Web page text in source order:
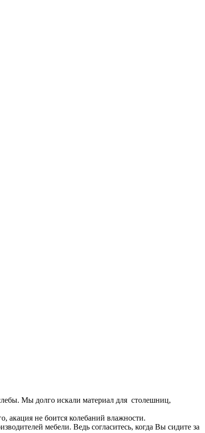
Мы долго искали материал для столешниц,
акация не боится колебаний влажности.
мебели. Ведь согласитесь, когда Вы сидите за